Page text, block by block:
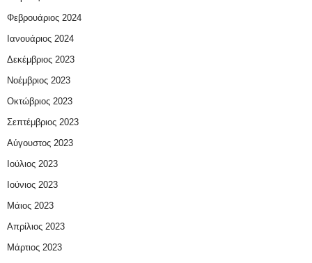
Φεβρουάριος 2024
Ιανουάριος 2024
Δεκέμβριος 2023
Νοέμβριος 2023
Οκτώβριος 2023
Σεπτέμβριος 2023
Αύγουστος 2023
Ιούλιος 2023
Ιούνιος 2023
Μάιος 2023
Απρίλιος 2023
Μάρτιος 2023